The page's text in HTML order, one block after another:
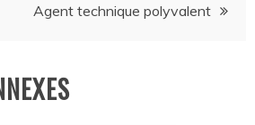
Agent technique polyvalent